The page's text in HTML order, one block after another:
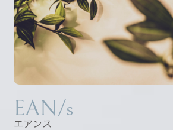
EAN/s
エアンス